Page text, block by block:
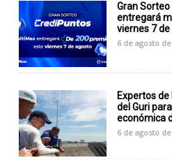
Gran
entregará
viernes 7
6 de agosto
Expertos de
del Guri
económica
6 de agosto